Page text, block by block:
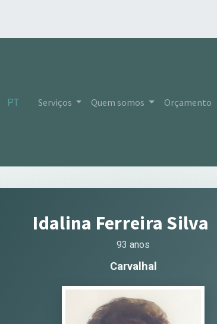
PT Serviços Quem somos Orçamento
Idalina Ferreira Silva
93 anos
Carvalhal